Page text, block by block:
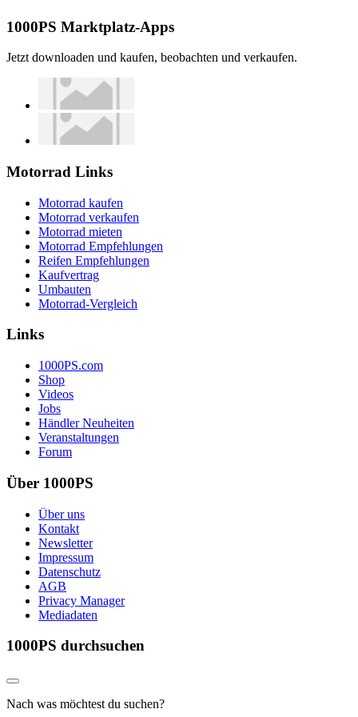
1000PS Marktplatz-Apps
Jetzt downloaden und kaufen, beobachten und verkaufen.
Motorrad Links
Motorrad kaufen
Motorrad verkaufen
Motorrad mieten
Motorrad Empfehlungen
Reifen Empfehlungen
Kaufvertrag
Umbauten
Motorrad-Vergleich
Links
1000PS.com
Shop
Videos
Jobs
Händler Neuheiten
Veranstaltungen
Forum
Über 1000PS
Über uns
Kontakt
Newsletter
Impressum
Datenschutz
AGB
Privacy Manager
Mediadaten
1000PS durchsuchen
Nach was möchtest du suchen?